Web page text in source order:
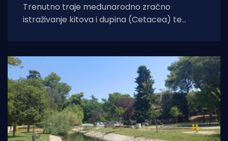
Trenutno traje međunarodno zračno
istraživanje kitova i dupina (Cetacea) te